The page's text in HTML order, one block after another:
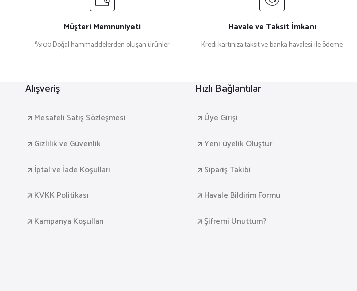
Müşteri Memnuniyeti
%100 Doğal hammaddelerden oluşan ürünler
Havale ve Taksit İmkanı
Kredi kartınıza taksit ve banka havalesi ile ödeme
Alışveriş
Mesafeli Satış Sözleşmesi
Gizlilik ve Güvenlik
İptal ve İade Koşulları
KVKK Politikası
Kampanya Koşulları
Hızlı Bağlantılar
Üye Girişi
Yeni üyelik Oluştur
Sipariş Takibi
Havale Bildirim Formu
Şifremi Unuttum?